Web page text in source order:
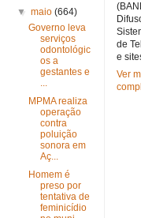
▼ maio (664)
Governo leva
serviços
odontológic
os a
gestantes e
...
MPMA realiza
operação
contra
poluição
sonora em
Aç...
Homem é
preso por
tentativa de
feminicídio
de
e
Ver